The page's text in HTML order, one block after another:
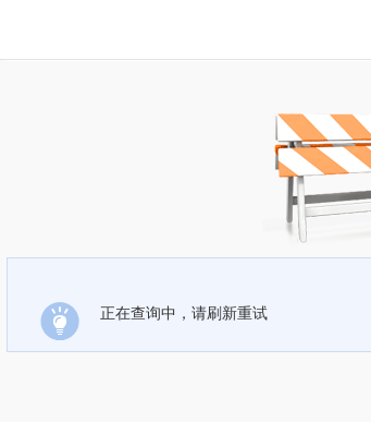
正在查询中，请刷新重试